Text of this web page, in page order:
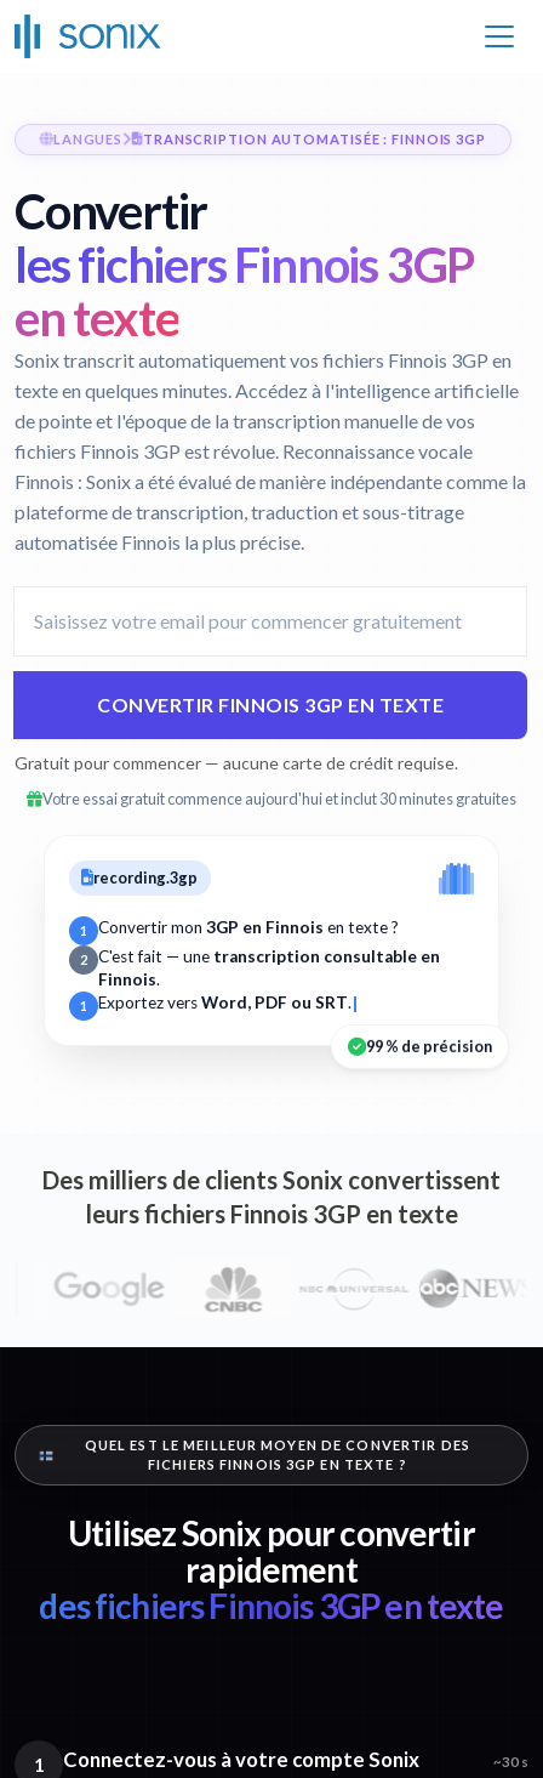
LANGUES TRANSCRIPTION AUTOMATISÉE : FINNOIS 3GP
Convertir
les fichiers Finnois 3GP
en texte
Sonix transcrit automatiquement vos fichiers Finnois 3GP en
texte en quelques minutes. Accédez à l'intelligence artificielle
de pointe et l'époque de la transcription manuelle de vos
fichiers Finnois 3GP est révolue. Reconnaissance vocale
Finnois : Sonix a été évalué de manière indépendante comme la
plateforme de transcription, traduction et sous-titrage
automatisée Finnois la plus précise.
CONVERTIR FINNOIS 3GP EN TEXTE
Gratuit pour commencer — aucune carte de crédit requise.
Votre essai gratuit commence aujourd'hui et inclut 30 minutes gratuites
recording.3gp
1 Convertir mon 3GP en Finnois en texte ?
2 C'est fait — une transcription consultable en
Finnois.
1 Exportez versWord, PDF ou SRT.
99 % de précision
Des milliers de clients Sonix convertissent
leurs fichiers Finnois 3GP en texte
QUEL EST LE MEILLEUR MOYEN DE CONVERTIR DES
FICHIERS FINNOIS 3GP EN TEXTE ?
Utilisez Sonix pour convertir
rapidement
des fichiers Finnois 3GP en texte
1 Connectez-vous à votre compte Sonix ~30 s